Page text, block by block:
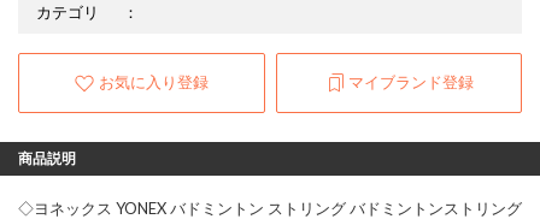
カテゴリ
：
お気に入り登録 マイブランド登録
商品説明
◇ヨネックス YONEX バドミントン ストリング バドミントンストリング